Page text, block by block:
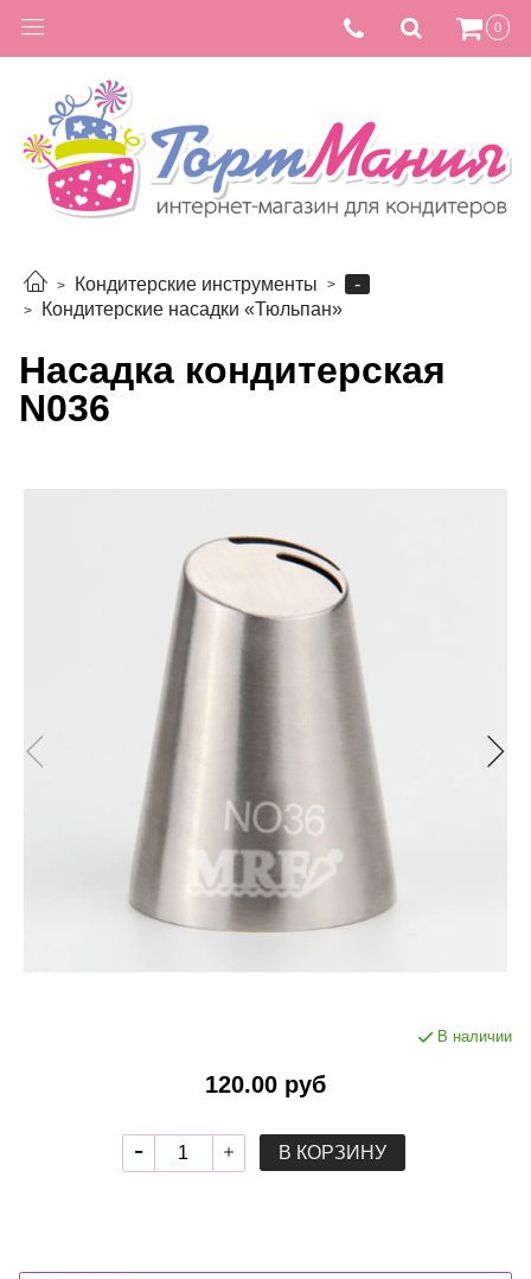
0
Кондитерские инструменты
-
Кондитерские насадки «Тюльпан»
Насадка кондитерская
N036
В наличии
120.00 руб
В КОРЗИНУ